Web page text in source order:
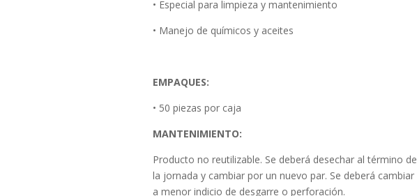
• Especial para limpieza y mantenimiento
• Manejo de químicos y aceites
EMPAQUES:
• 50 piezas por caja
MANTENIMIENTO:
Producto no reutilizable. Se deberá desechar al término de
la jornada y cambiar por un nuevo par. Se deberá cambiar
a menor indicio de desgarre o perforación.